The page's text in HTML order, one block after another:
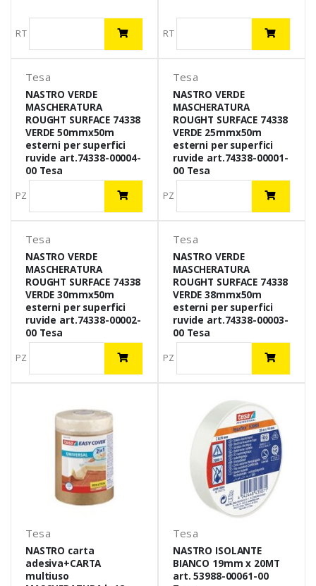
RT RT
Tesa
NASTRO VERDE
MASCHERATURA
ROUGHT SURFACE 74338
VERDE 50mmx50m
esterni per superfici
ruvide art.74338-00004-
00 Tesa
PZ
Tesa
NASTRO VERDE
MASCHERATURA
ROUGHT SURFACE 74338
VERDE 25mmx50m
esterni per superfici
ruvide art.74338-00001-
00 Tesa
PZ
Tesa
NASTRO VERDE
MASCHERATURA
ROUGHT SURFACE 74338
VERDE 30mmx50m
esterni per superfici
ruvide art.74338-00002-
00 Tesa
PZ
Tesa
NASTRO VERDE
MASCHERATURA
ROUGHT SURFACE 74338
VERDE 38mmx50m
esterni per superfici
ruvide art.74338-00003-
00 Tesa
PZ
Tesa
NASTRO carta
adesiva+CARTA
multiuso
Tesa
NASTRO ISOLANTE
BIANCO 19mm x 20MT
art. 53988-00061-00